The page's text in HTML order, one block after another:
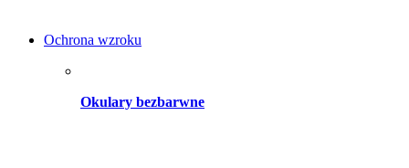
Ochrona wzroku
Okulary bezbarwne